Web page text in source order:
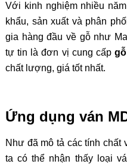
Với kinh nghiệm nhiều
khẩu, sản xuất và phân
gia hàng đầu về gỗ như
tự tin là đơn vị cung cấp
chất lượng, giá tốt nhất.
Ứng dụng ván
Như đã mô tả các tính chất
ta có thể nhận thấy loại